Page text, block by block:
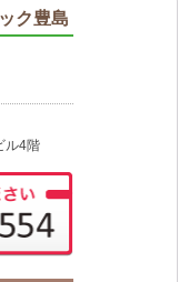
ク豊島
ル4階